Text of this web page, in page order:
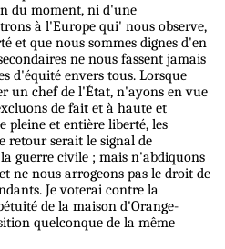
du moment, ni d'une
à l'Europe qui' nous observe,
et que nous sommes dignes d'en
ne nous fassent jamais
d'équité envers tous. Lorsque
un chef de l'État, n'ayons en vue
de fait et à haute et
pleine et entière liberté, les
retour serait le signal de
guerre civile ; mais n'abdiquons
ne nous arrogeons pas le droit de
Jevoterai contre la
de la maison d'Orange-
quelconque de la même